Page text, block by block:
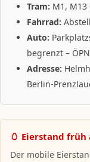
Tram: M1,
Fahrrad:
Auto:
begrenzt –
Adresse:
Berlin-
🥚 Eierstand
Der mobile